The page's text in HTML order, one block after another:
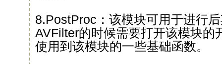
8.PostProc：该模块可用于进行
AVFilter的时候需要打开该模块的
使用到该模块的一些基础函数。